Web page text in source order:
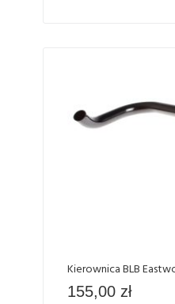
Kierownica BLB
155,00 zł